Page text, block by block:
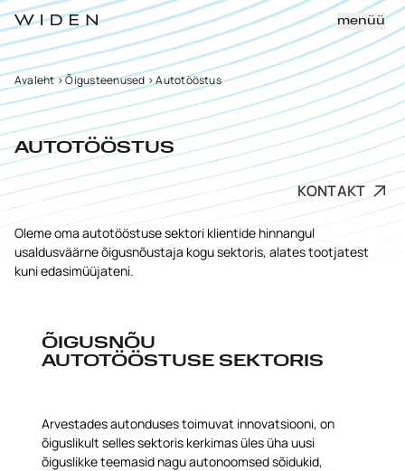
menüü
Avaleht>Õigusteenused >Autotööstus
AUTOTÖÖSTUS
KONTAKT
Oleme oma autotööstuse sektori klientide hinnangul
usaldusväärne õigusnõustaja kogu sektoris, alates tootjatest
kuni edasimüüjateni.
ÕIGUSNÕU
AUTOTÖÖSTUSE SEKTORIS
Arvestades autonduses toimuvat innovatsiooni, on
õiguslikult selles sektoris kerkimas üles üha uusi
õiguslikke teemasid nagu autonoomsed sõidukid,